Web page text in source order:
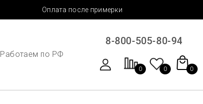
Оплата после примерки
Работаем по РФ
8-800-505-80-94
0 0 0